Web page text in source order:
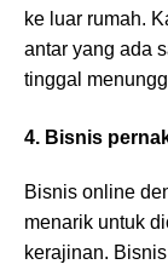
ke luar rumah.
antar yang ada
tinggal
4. Bisnis
Bisnis online
menarik untuk
kerajinan.